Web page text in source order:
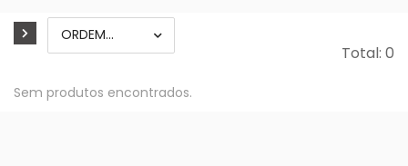
Total: 0
Sem produtos encontrados.